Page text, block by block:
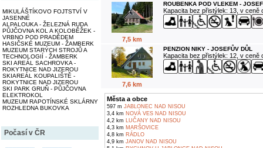
MIKULÁŠTÍKOVO FOJTSTVÍ V
JASENNÉ
ALPALOUKA - ŽELEZNÁ RUDA
PŮJČOVNA KOL A KOLOBĚŽEK -
VRBNO POD PRADĚDEM
HASIČSKÉ MUZEUM - ŽAMBERK
MUZEUM STARÝCH STROJŮ A
TECHNOLOGIÍ - ŽAMBERK
SKI AREÁL SACHROVKA -
ROKYTNICE NAD JIZEROU
SKIAREÁL KOUPALIŠTĚ -
ROKYTNICE NAD JIZEROU
SKI PARK GRUŇ - PŮJČOVNA
ELEKTROKOL
MUZEUM RAPOTÍNSKÉ SKLÁRNY
ROZHLEDNA BUKOVKA
Počasí v ČR
7,5 km
ROUBENKA POD VLEKEM -
Kapacita bez přistýlek: 13, v ceně
7,6 km
PENZION NIKY - JOSEFŮV DŮL
Kapacita bez přistýlek: 12, v ceně
Města a obce
597 m JABLONEC NAD NISOU
3,4 km NOVÁ VES NAD NISOU
4,2 km LUČANY NAD NISOU
4,3 km MARŠOVICE
4,8 km RÁDLO
4,9 km JANOV NAD NISOU